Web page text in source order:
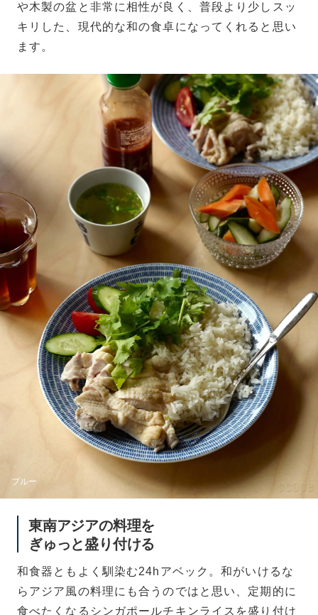
や木製の盆と非常に相性が良く、普段より少しスッ
キリした、現代的な和の食卓になってくれると思い
ます。
ブルー
東南アジアの料理を
ぎゅっと盛り付ける
和食器ともよく馴染む24hアベック。和がいけるな
らアジア風の料理にも合うのではと思い、定期的に
食べたくなるシンガポールチキンライスを盛り付け